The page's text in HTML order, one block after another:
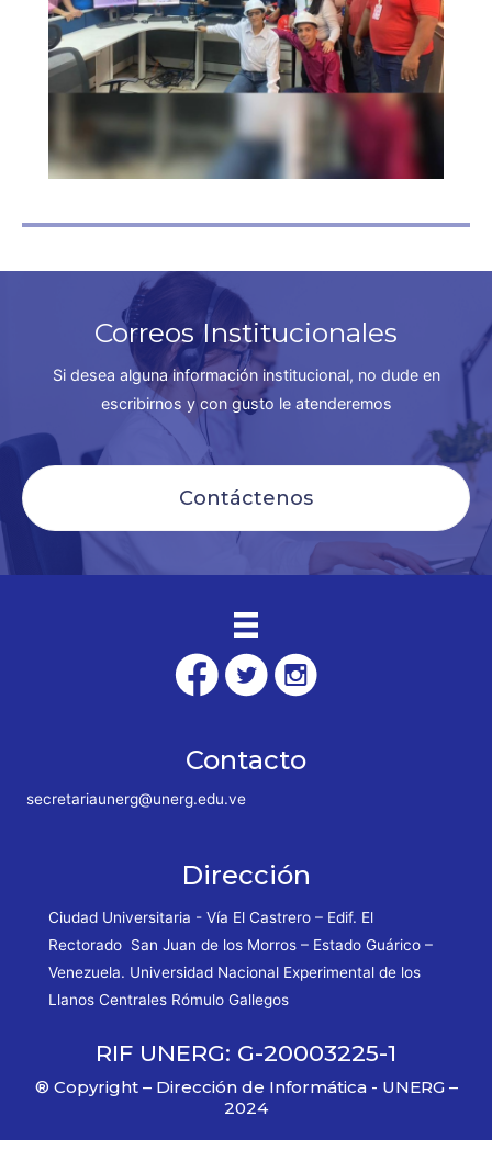
Correos Institucionales
Si desea alguna información institucional, no dude en
escribirnos y con gusto le atenderemos
Contáctenos
Contacto
secretariaunerg@unerg.edu.ve
Dirección
Ciudad Universitaria - Vía El Castrero – Edif. El
Rectorado San Juan de los Morros – Estado Guárico –
Venezuela. Universidad Nacional Experimental de los
Llanos Centrales Rómulo Gallegos
RIF UNERG: G-20003225-1
® Copyright – Dirección de Informática - UNERG –
2024